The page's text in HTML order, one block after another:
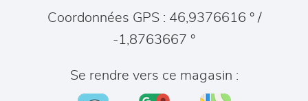
Coordonnées GPS : 46,9376616 ° /
-1,8763667 °
Se rendre vers ce magasin :